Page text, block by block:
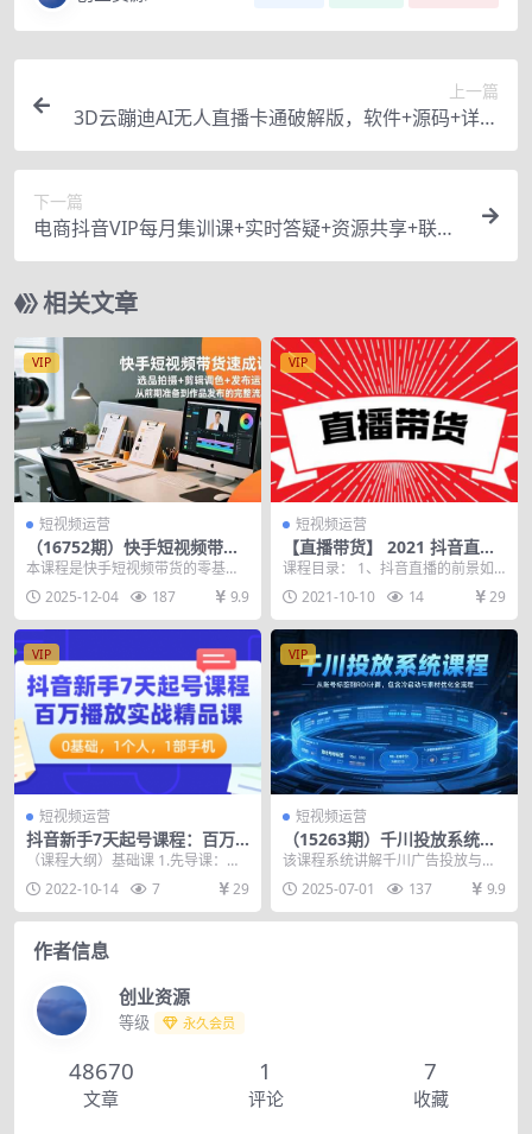
上一篇
3D云蹦迪AI无人直播卡通破解版，软件+源码+详细
视频教程
下一篇
电商抖音VIP每月集训课+实时答疑+资源共享+联盟
合作价值580元
相关文章
VIP
短视频运营
（16752期）快手短视频带货
速成课，选品拍摄+剪辑调色
+发布运营，从前期准备到作
品发布的完整流程
本课程是快手短视频带货的零基础
速成课程，系统讲解从前期准备到
作品发布的完整流程。...
2025-12-04 187 9.9
VIP
短视频运营
【直播带货】 2021 抖音直播
带货 4 部曲，抖音直播底层逻
辑
课程目录： 1、抖音直播的前景如
何 2、直播VS短视频谁简单？ 3、5
种主播类型...
2021-10-10 14 29
VIP
短视频运营
抖音新手7天起号课程：百万
播放实战精品课，0基础，1个
（课程大纲）基础课 1.先导课：新
手为什么必须学习7天起号？ 2.学习
这套课程的...
2022-10-14 7 29
VIP
短视频运营
（15263期）千川投放系统课
程，从账号标签到ROI计算，
该课程系统讲解千川广告投放与自
然流量结合的底层逻辑，包含从账
号标签建立、CTR/...
2025-07-01 137 9.9
作者信息
创业资源
等级 永久会员
48670
文章
1
评论
7
收藏